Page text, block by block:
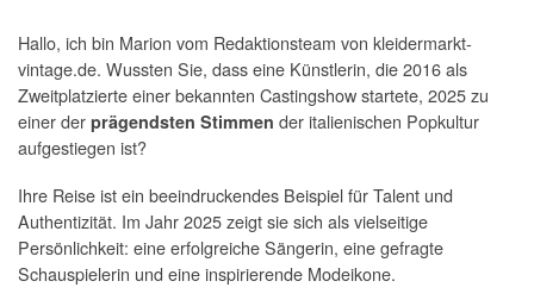
Hallo, ich bin Marion vom Redaktionsteam von kleidermarkt-
vintage.de. Wussten Sie, dass eine Künstlerin, die 2016 als
Zweitplatzierte einer bekannten Castingshow startete, 2025 zu
einer der prägendsten Stimmen der italienischen Popkultur
aufgestiegen ist?
Ihre Reise ist ein beeindruckendes Beispiel für Talent und
Authentizität. Im Jahr 2025 zeigt sie sich als vielseitige
Persönlichkeit: eine erfolgreiche Sängerin, eine gefragte
Schauspielerin und eine inspirierende Modeikone.